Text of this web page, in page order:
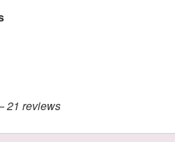
21 reviews